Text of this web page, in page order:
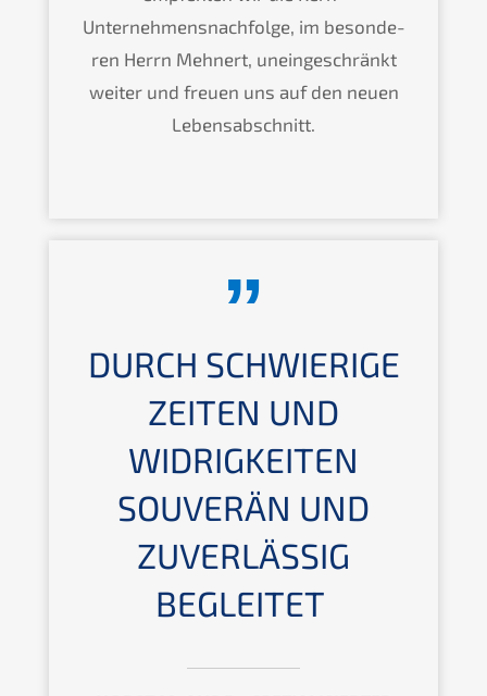
Unternehmens­nachfolge, im beson­de­
ren Herrn Mehnert, unein­ge­schränkt
weiter und freuen uns auf den neuen
Lebensabschnitt.
DURCH SCHWIE­RI­GE
ZEITEN UND
WIDRIG­KEI­TEN
SOUVE­RÄN UND
ZUVER­LÄS­SIG
BEGLEITET